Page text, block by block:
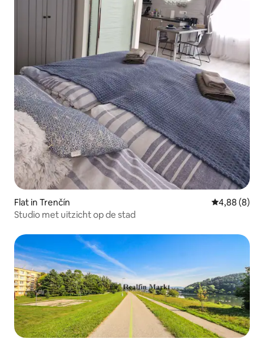
Flat in Trenčín Gemiddelde
4,88 (8)
Studio met uitzicht op de stad